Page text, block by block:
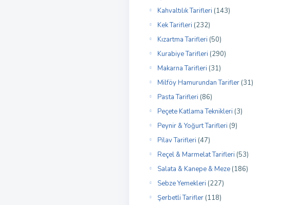
Kahvaltılık Tarifleri (143)
Kek Tarifleri (232)
Kızartma Tarifleri (50)
Kurabiye Tarifleri (290)
Makarna Tarifleri (31)
Milföy Hamurundan Tarifler (31)
Pasta Tarifleri (86)
Peçete Katlama Teknikleri (3)
Peynir & Yoğurt Tarifleri (9)
Pilav Tarifleri (47)
Reçel & Marmelat Tarifleri (53)
Salata & Kanepe & Meze (186)
Sebze Yemekleri (227)
Şerbetli Tarifler (118)